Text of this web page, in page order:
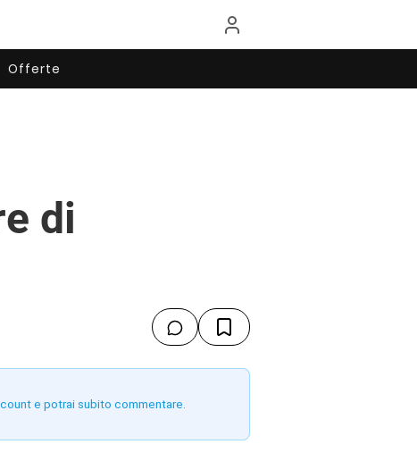
Offerte
di
e potrai subito commentare.